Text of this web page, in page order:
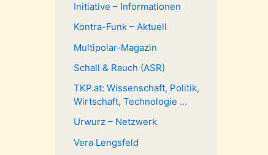
Initiative – Informationen
Kontra-Funk – Aktuell
Multipolar-Magazin
Schall & Rauch (ASR)
TKP.at: Wissenschaft, Politik,
Wirtschaft, Technologie …
Urwurz – Netzwerk
Vera Lengsfeld